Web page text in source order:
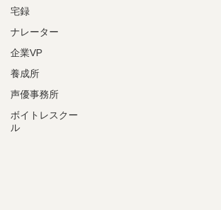
宅録
ナレーター
企業VP
養成所
声優事務所
ボイトレスクー
ル